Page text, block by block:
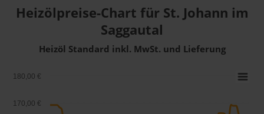
Heizölpreise-Chart für St. Johann im
Saggautal
Heizöl Standard inkl. MwSt. und Lieferung
170,00 €
180,00 €